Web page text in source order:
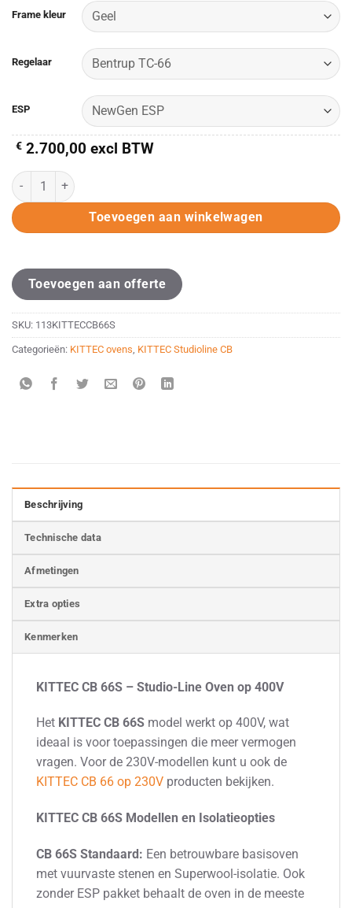
Frame kleur
Regelaar
ESP
€ 2.700,00 excl BTW
KITTEC CB 66 S /ESP/NewGen ESP (400V) aantal
Toevoegen aan winkelwagen
Toevoegen aan offerte
SKU: 113KITTECCB66S
Categorieën: KITTEC ovens KITTEC Studioline CB
Beschrijving
Technische data
Afmetingen
Extra opties
Kenmerken
KITTEC CB 66S – Studio-Line Oven op 400V
Het KITTEC CB 66S model werkt op 400V, wat
ideaal is voor toepassingen die meer vermogen
vragen. Voor de 230V-modellen kunt u ook de
KITTEC CB 66 op 230V producten bekijken.
KITTEC CB 66S Modellen en Isolatieopties
CB 66S Standaard: Een betrouwbare basisoven
met vuurvaste stenen en Superwool-isolatie. Ook
zonder ESP pakket behaalt de oven in de meeste